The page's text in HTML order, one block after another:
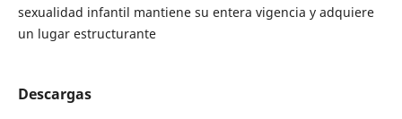
sexualidad infantil mantiene su entera vigencia y adquiere
un lugar estructurante
Descargas